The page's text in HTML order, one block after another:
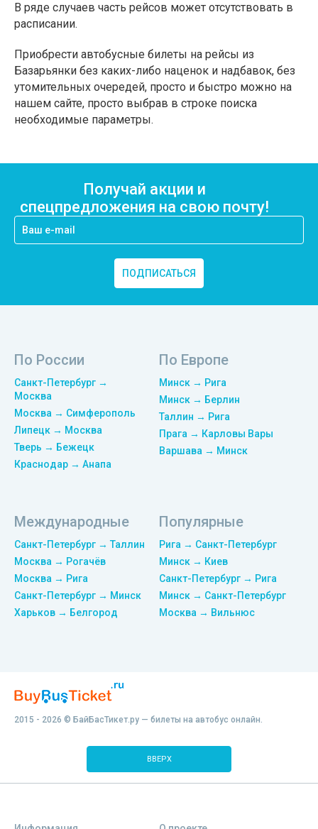
В ряде случаев часть рейсов может отсутствовать в
расписании.
Приобрести автобусные билеты на рейсы из
Базарьянки без каких-либо наценок и надбавок, без
утомительных очередей, просто и быстро можно на
нашем сайте, просто выбрав в строке поиска
необходимые параметры.
Получай акции и
спецпредложения на свою почту!
ПОДПИСАТЬСЯ
По России
Санкт-Петербург →
Москва
Москва → Симферополь
Липецк → Москва
Тверь → Бежецк
Краснодар → Анапа
По Европе
Минск → Рига
Минск → Берлин
Таллин → Рига
Прага → Карловы Вары
Варшава → Минск
Международные
Санкт-Петербург → Таллин
Москва → Рогачёв
Москва → Рига
Санкт-Петербург → Минск
Харьков → Белгород
Популярные
Рига → Санкт-Петербург
Минск → Киев
Санкт-Петербург → Рига
Минск → Санкт-Петербург
Москва → Вильнюс
2015 - 2026 © БайБасТикет.ру — билеты на автобус онлайн.
ВВЕРХ